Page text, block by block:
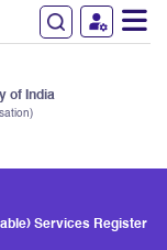
of India
Services Register